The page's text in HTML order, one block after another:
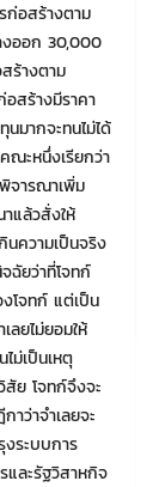
ก่อสร้างตาม
งออก 30,000
ร้างตาม
สร้างมีราคา
มากจะทนไม่ได้
ณะหนึ่งเรียกว่า
จารณาเพิ่ม
แล้วสั่งให้
นความเป็นจริง
ฉัยว่าที่โจทก์
งโจทก์ แต่เป็น
ลยไม่ยอมให้
ม่เป็นเหตุ
สัย โจทก์จึงจะ
ว่าจำเลยจะ
ระบบการ
และรัฐวิสาหกิจ